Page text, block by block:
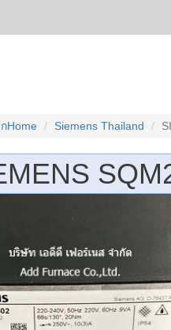
Home Siemens Thailand